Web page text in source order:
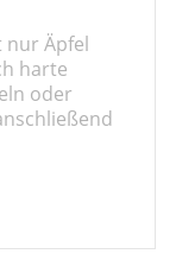
nur Äpfel
harte
oder